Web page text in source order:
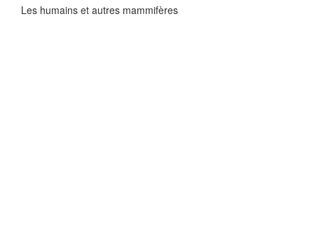
Les humains et autres mammifères